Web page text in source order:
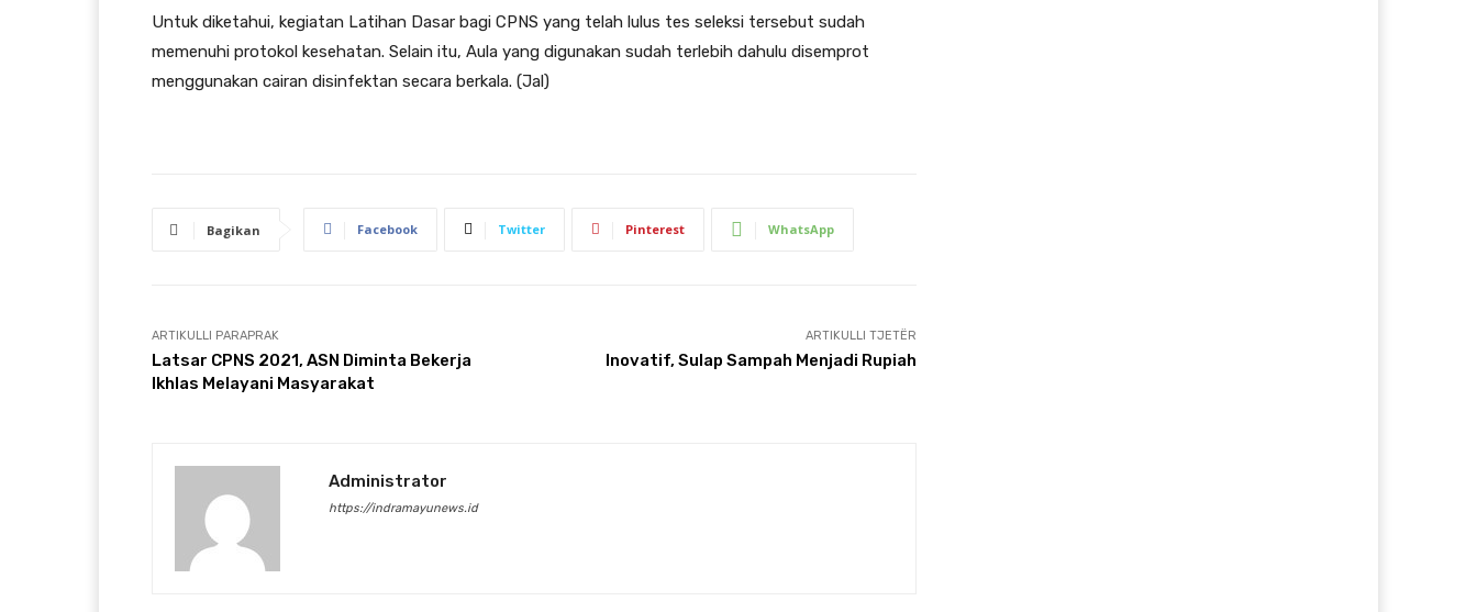
Untuk diketahui, kegiatan Latihan Dasar bagi CPNS yang telah lulus tes seleksi tersebut sudah
memenuhi protokol kesehatan. Selain itu, Aula yang digunakan sudah terlebih dahulu disemprot
menggunakan cairan disinfektan secara berkala. (Jal)
Bagikan Facebook Twitter Pinterest WhatsApp
ARTIKULLI PARAPRAK
Latsar CPNS 2021, ASN Diminta Bekerja
Ikhlas Melayani Masyarakat
ARTIKULLI TJETËR
Inovatif, Sulap Sampah Menjadi Rupiah
Administrator
https://indramayunews.id